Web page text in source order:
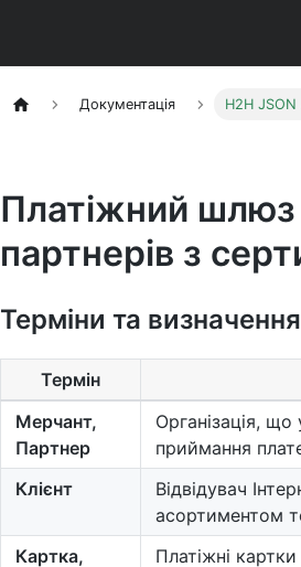
Документація H2H JSON
Платіжний
партнерів з
Терміни та визначення
Термін
Мерчант,
Партнер
Організація,
приймання
Клієнт
Відвідувач
асортиментом
Картка,
Платіжні